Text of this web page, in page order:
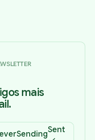
mais
SendingSent